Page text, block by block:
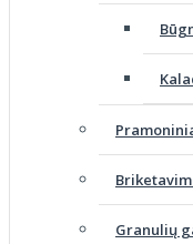
Granulių